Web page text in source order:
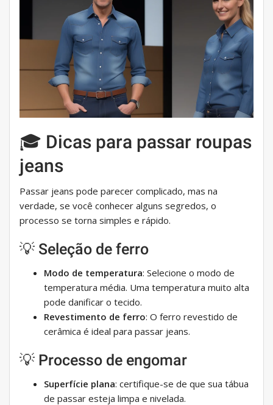
🎓 Dicas para passar roupas
jeans
Passar jeans pode parecer complicado, mas na
verdade, se você conhecer alguns segredos, o
processo se torna simples e rápido.
💡 Seleção de ferro
Modo de temperatura: Selecione o modo de
temperatura média. Uma temperatura muito alta
pode danificar o tecido.
Revestimento de ferro: O ferro revestido de
cerâmica é ideal para passar jeans.
💡 Processo de engomar
Superfície plana: certifique-se de que sua tábua
de passar esteja limpa e nivelada.